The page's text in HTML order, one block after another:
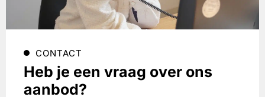
CONTACT
Heb je een vraag over ons
aanbod?